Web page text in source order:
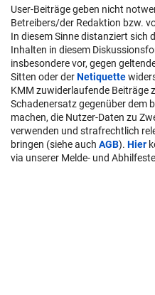
User-Beiträge geben nicht
Betreibers/der Redaktion bzw.
In diesem Sinne distanziert sich
Inhalten in diesem
insbesondere vor, gegen
Sitten oder derNetiquette
KMM zuwiderlaufende Beiträge
Schadenersatz gegenüber dem
machen, die Nutzer-Daten zu
verwenden und strafrechtlich
bringen (siehe auch AGB). Hier
via unserer Melde- und